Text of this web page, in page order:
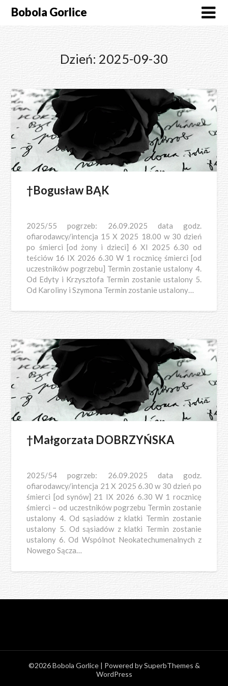
SkipBobola Gorlice
Dzień: 2025-09-30
†Bogusław BĄK
2025/55 pogrzeb: 26.09.2025 data godz.
ofiarodawcy/intencja 15 X 2025 18.00 w 30 dzień
po śmierci [od żony i dzieci] 6 XI 2025 6.30 od
teściów 16 IX 2026 6.30 W 1 rocznicę śmierci [od
uczestników pogrzebu] Termin zostanie ustalony 4.
Od Edyty i Krzysztofa Termin zostanie ustalony 5.
Od Karoliny i Szymona Termin zostanie ustalony…
†Małgorzata DOBRZYŃSKA
2025/54 pogrzeb: 26.09.2025 data godz.
ofiarodawcy/intencja 21 X 2025 6.30 w 30 dzień po
śmierci [od synów] 21 IX 2026 6.30 W 1 rocznicę
śmierci – od uczestników pogrzebu Termin zostanie
ustalony 4. Od sąsiadów z klatki Termin zostanie
ustalony 5. Od sąsiadów z klatki Termin zostanie
ustalony 6. Od Wspólnot Neokatechumenalnych z
Nowego Sącza…
©2026 Bobola Gorlice | Powered bySuperbThemes &
WordPress